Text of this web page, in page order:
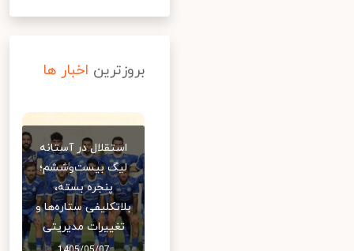
بروزترین اخبار ها
استقلال در آستانه
لیگ بیست‌وششم؛
پنجره بسته،
بلاتکلیفی ستاره‌ها و
تغییرات مدیریتی